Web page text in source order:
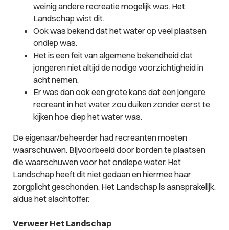
weinig andere recreatie mogelijk was. Het
Landschap wist dit.
Ook was bekend dat het water op veel plaatsen
ondiep was.
Het is een feit van algemene bekendheid dat
jongeren niet altijd de nodige voorzichtigheid in
acht nemen.
Er was dan ook een grote kans dat een jongere
recreant in het water zou duiken zonder eerst te
kijken hoe diep het water was.
De eigenaar/beheerder had recreanten moeten
waarschuwen. Bijvoorbeeld door borden te plaatsen
die waarschuwen voor het ondiepe water. Het
Landschap heeft dit niet gedaan en hiermee haar
zorgplicht geschonden. Het Landschap is aansprakelijk,
aldus het slachtoffer.
Verweer Het Landschap